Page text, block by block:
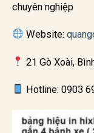
chuyên nghiệp
Website:
21 Gò Xoài,
Hotline: 0903